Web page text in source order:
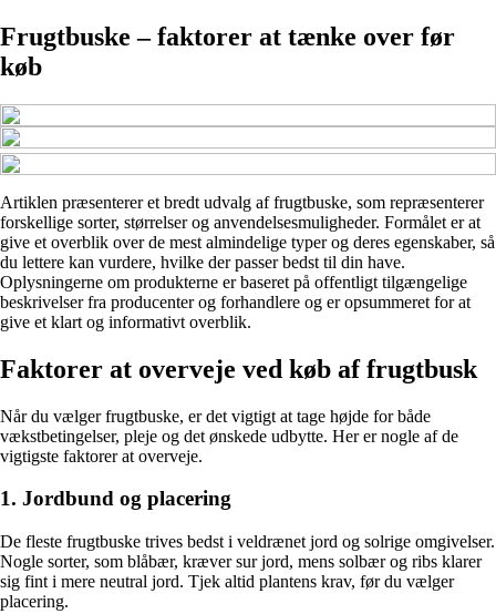
Frugtbuske – faktorer at tænke over før
køb
Artiklen præsenterer et bredt udvalg af frugtbuske, som repræsenterer
forskellige sorter, størrelser og anvendelsesmuligheder. Formålet er at
give et overblik over de mest almindelige typer og deres egenskaber, så
du lettere kan vurdere, hvilke der passer bedst til din have.
Oplysningerne om produkterne er baseret på offentligt tilgængelige
beskrivelser fra producenter og forhandlere og er opsummeret for at
give et klart og informativt overblik.
Faktorer at overveje ved køb af frugtbusk
Når du vælger frugtbuske, er det vigtigt at tage højde for både
vækstbetingelser, pleje og det ønskede udbytte. Her er nogle af de
vigtigste faktorer at overveje.
1. Jordbund og placering
De fleste frugtbuske trives bedst i veldrænet jord og solrige omgivelser.
Nogle sorter, som blåbær, kræver sur jord, mens solbær og ribs klarer
sig fint i mere neutral jord. Tjek altid plantens krav, før du vælger
placering.